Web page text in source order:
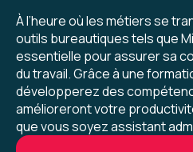
À l’heure où les métiers se
outils bureautiques tels que
essentielle pour assurer sa
du travail. Grâce à une
développerez des
amélioreront votre
que vous soyez assistant
Formation : Excel -